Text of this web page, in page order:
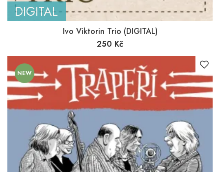
DIGITAL
Ivo Viktorin Trio (DIGITAL)
250 Kč
NEW